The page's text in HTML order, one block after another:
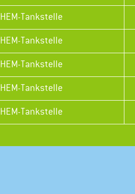
HEM-Tankstelle
HEM-Tankstelle
HEM-Tankstelle
HEM-Tankstelle
HEM-Tankstelle